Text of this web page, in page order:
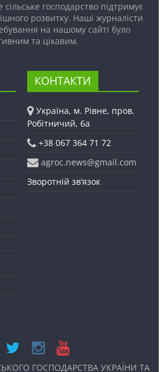
господарство підтримує
розвитку. Наші журналісти
на нашому сайті було
та цікавим.
КОНТАКТИ
Україна, м. Рівне, пров.
Робітничий, 6а
+38 067 364 71 72
agroc.news@gmail.com
Зворотній зв’язок
ГОСПОДАРСТВА УКРАЇНИ ТА